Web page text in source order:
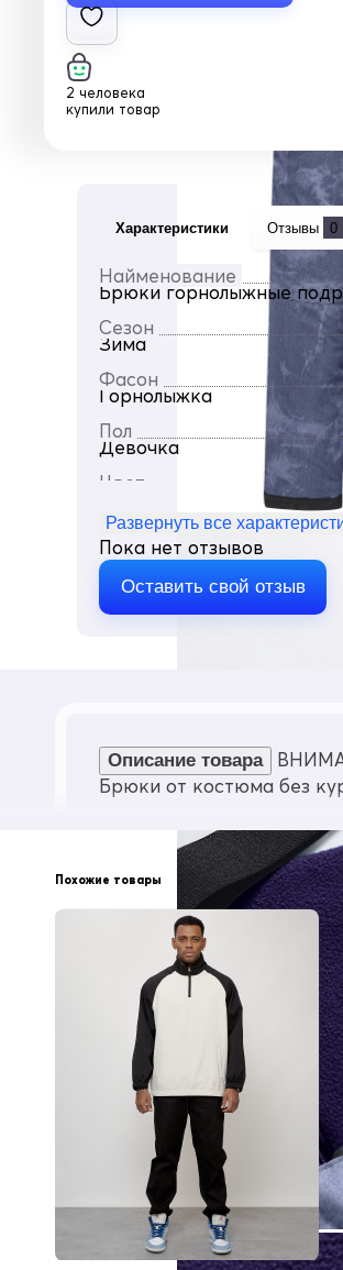
2 человека
купили товар
Характеристики Отзывы 0
Найменование
Брюки горнолыжные
Сезон
Зима
Фасон
Горнолыжка
Пол
Девочка
Цвет
Материал
Полиэстер 100%
Состав
Полиэстер 100%
На всех моделях
Развернуть все
Пока нет отзывов
Оставить свой отзыв
Описание товара
Брюки от костюма без
Похожие товары